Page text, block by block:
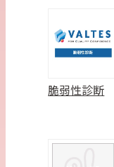
脆弱性診断